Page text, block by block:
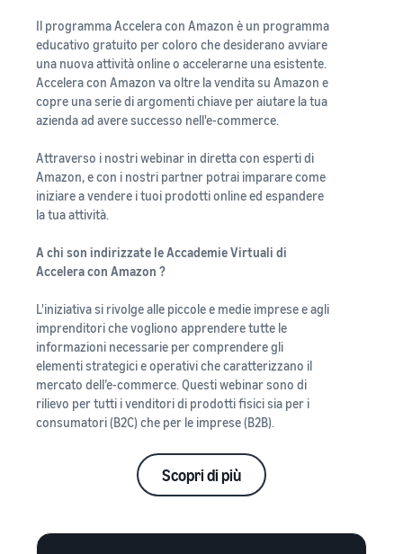
Il programma Accelera con Amazon è un programma
educativo gratuito per coloro che desiderano avviare
una nuova attività online o accelerarne una esistente.
Accelera con Amazon va oltre la vendita su Amazon e
copre una serie di argomenti chiave per aiutare la tua
azienda ad avere successo nell'e-commerce.
Attraverso i nostri webinar in diretta con esperti di
Amazon, e con i nostri partner potrai imparare come
iniziare a vendere i tuoi prodotti online ed espandere
la tua attività.
A chi son indirizzate le Accademie Virtuali di
Accelera con Amazon ?
L'iniziativa si rivolge alle piccole e medie imprese e agli
imprenditori che vogliono apprendere tutte le
informazioni necessarie per comprendere gli
elementi strategici e operativi che caratterizzano il
mercato dell’e-commerce. Questi webinar sono di
rilievo per tutti i venditori di prodotti fisici sia per i
consumatori (B2C) che per le imprese (B2B).
Scopri di più